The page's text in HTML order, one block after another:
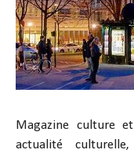
Magazine culture
actualité